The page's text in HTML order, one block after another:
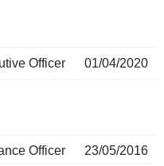
Officer 01/04/2020
Officer
23/05/2016